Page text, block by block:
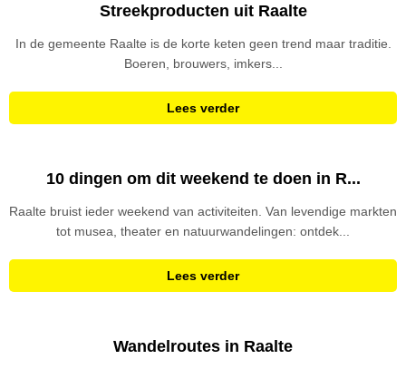
Streekproducten uit Raalte
In de gemeente Raalte is de korte keten geen trend maar traditie.
Boeren, brouwers, imkers...
Lees verder
10 dingen om dit weekend te doen in R...
Raalte bruist ieder weekend van activiteiten. Van levendige markten
tot musea, theater en natuurwandelingen: ontdek...
Lees verder
Wandelroutes in Raalte